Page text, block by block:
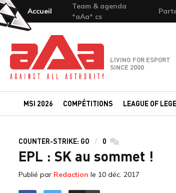
Accueil
Team & agenda
*aAa* cs
Team-aAa - against All authority
LIVING FOR ESPORT
SINCE 2000
MSI 2026 COMPÉTITIONS LEAGUE OF
COUNTER-STRIKE: GO 0 commentaires
EPL : SK au sommet !
Publié par Redaction le 10 déc. 2017